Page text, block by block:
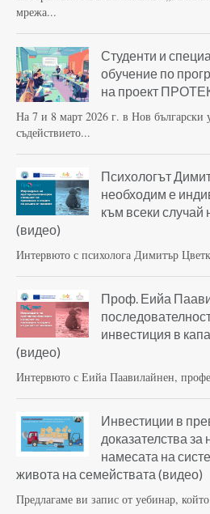
мрежа...
Студенти и
обучение по
на проект
На 7 и 8 март 2026 г. в Нов български
съдействието...
Психологът
необходим е
към всеки случай
(видео)
Интервюто с психолога Димитър
Проф. Еийа
инвестиция в
(видео)
Интервюто с Еийа Паавилайнен,
Инвестиции в
доказателства
намесата на
живота на семействата (видео)
Предлагаме ви запис от уебинар,